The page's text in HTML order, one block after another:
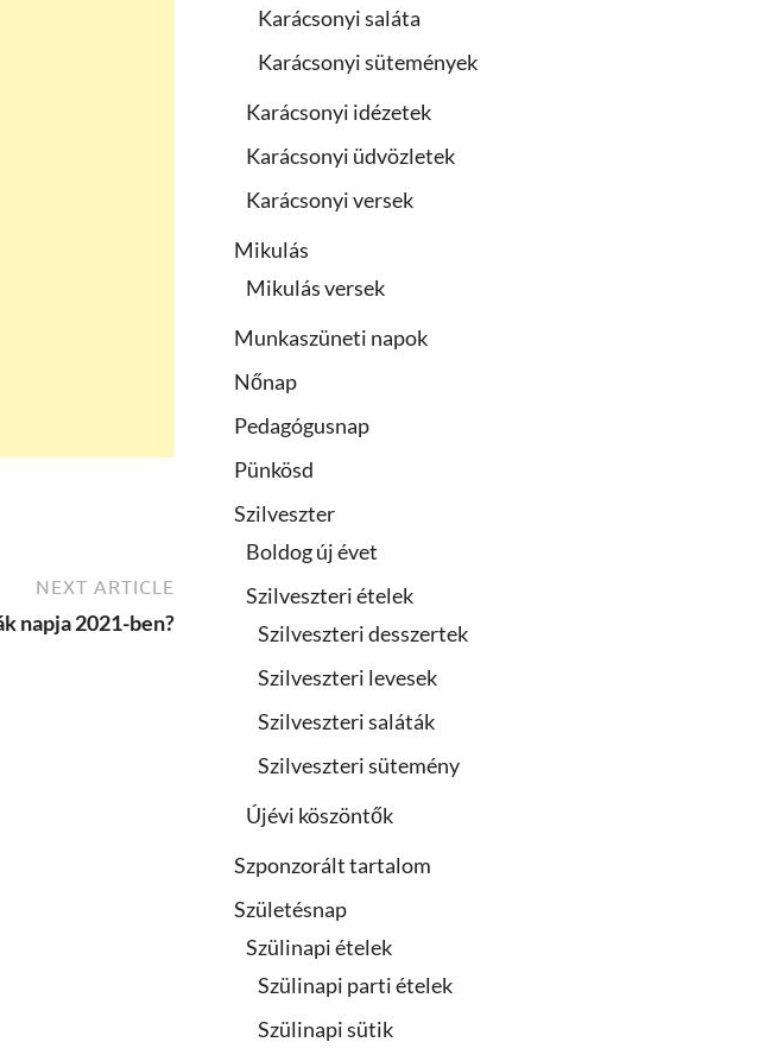
NEXT ARTICLE
napja 2021-ben?
Karácsonyi saláta
Karácsonyi sütemények
Karácsonyi idézetek
Karácsonyi üdvözletek
Karácsonyi versek
Mikulás
Mikulás versek
Munkaszüneti napok
Nőnap
Pedagógusnap
Pünkösd
Szilveszter
Boldog új évet
Szilveszteri ételek
Szilveszteri desszertek
Szilveszteri levesek
Szilveszteri saláták
Szilveszteri sütemény
Újévi köszöntők
Szponzorált tartalom
Születésnap
Szülinapi ételek
Szülinapi parti ételek
Szülinapi sütik